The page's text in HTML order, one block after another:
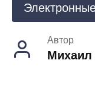
Автор
Михаил